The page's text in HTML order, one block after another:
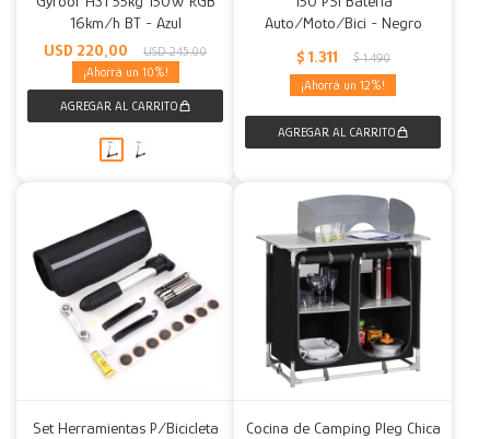
16km/h BT - Azul
USD 220,00 USD 245,00
10
Auto/Moto/Bici - Negro
$ 1.311 $ 1.490
12
Set Herramientas P/Bicicleta
Cocina de Camping Pleg Chica
Mesas
Calefactores
Acolchados y Frazadas
Fundas
Decoración
Accesorios para el hogar
Herramientas
Accesorios
Muebles Infantiles